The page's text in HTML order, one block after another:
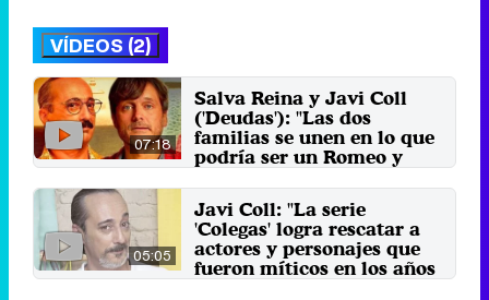
VÍDEOS (2)
07:18
Salva Reina y Javi Coll
('Deudas'): "Las dos
familias se unen en lo que
podría ser un Romeo y
Julieta moderno"
31 de enero 2021
05:05
Javi Coll: "La serie
'Colegas' logra rescatar a
actores y personajes que
fueron míticos en los años
90"